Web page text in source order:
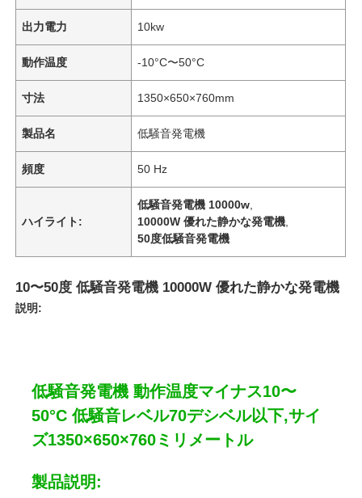
出力電力 10kw
動作温度 -10°C〜50°C
寸法 1350×650×760mm
製品名 低騒音発電機
頻度 50 Hz
ハイライト:
低騒音発電機 10000w
10000W 優れた静かな発電機
50度低騒音発電機
10〜50度 低騒音発電機 10000W 優れた静かな発電機
説明:
低騒音発電機 動作温度マイナス10〜
50°C 低騒音レベル70デシベル以下,サイ
ズ1350×650×760ミリメートル
製品説明: